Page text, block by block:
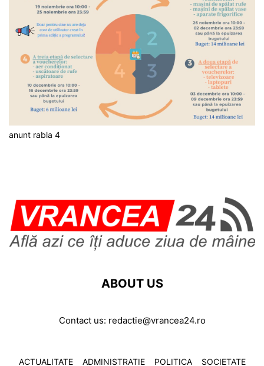
anunt rabla 4
ABOUT US
Contact us: redactie@vrancea24.ro
ACTUALITATE ADMINISTRATIE POLITICA SOCIETATE